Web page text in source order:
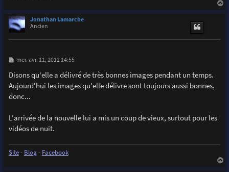
Jonathan Lamarche
Ancien
M
s
s
a
e
mer. avr. 11, 2012 14:55
Disons qu'elle a délivré de très bonnes images pendant un temps.
Aujourd'hui les images qu'elle délivre sont toujours aussi bonnes,
donc...
L'arrivée de la nouvelle lui a mis un coup de vieux, surtout pour les
vidéos de nuit.
Site- Blog- Facebook